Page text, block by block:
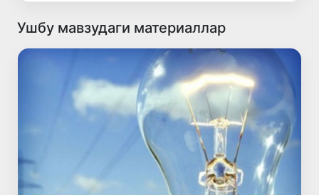
Ушбу мавзудаги материаллар